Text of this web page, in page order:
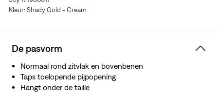
Kleur: Shady Gold - Cream
De pasvorm
Normaal rond zitvlak en bovenbenen
Taps toelopende pijpopening
Hangt onder de taille